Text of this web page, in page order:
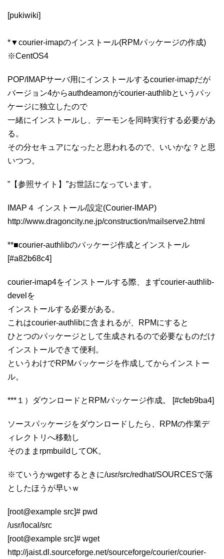
[pukiwiki]
*▼courier-imapのインストール(RPMパッケージの作成)
※CentOS4
POP/IMAPサーバ用にインストールするcourier-imapだが
バージョン4からauthdeamonがcourier-authlibというパッ
ケージに独立したので
一緒にインストールし、デーモンを同時実行する必要があ
る。
その分セキュアになったと思われるので、いいかな？と思
いつつ。
”【参照サイト】”お世話になっています。
IMAP４ インストール/設定(Courier-IMAP)
http://www.dragoncity.ne.jp/construction/mailserve2.html
**■courier-authlibのパッケージ作成とインストール
[#a82b68c4]
courier-imap4をインストールする際、まずcourier-authlib-
develを
インストールする必要がある。
これはcourier-authlibに含まれるが、RPMにすると
ひとつのパッケージとして生成されるので必要なものだけ
インストールできて便利。
というわけでRPMパッケージを作成してからインストー
ル。
***１）ダウンロードとRPMパッケージ作成。 [#cfeb9ba4]
ソースパッケージをダウンロードしたら、RPMの作業デ
ィレクトリへ移動し
そのままrpmbuildしてOK。
※ていうかwgetするときに/usr/src/redhat/SOURCESで落
としたほうが早いｗ
[root@example src]# pwd
/usr/local/src
[root@example src]# wget
http://jaist.dl.sourceforge.net/sourceforge/courier/courier-